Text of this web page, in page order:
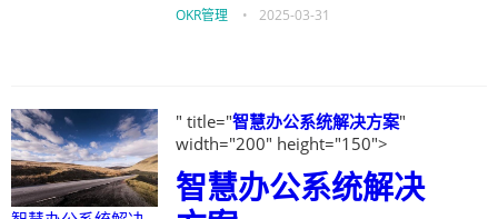
OKR管理 • 2025-03-31
" title="智慧办公系统解决方案"
width="200" height="150">
智慧办公系统解决